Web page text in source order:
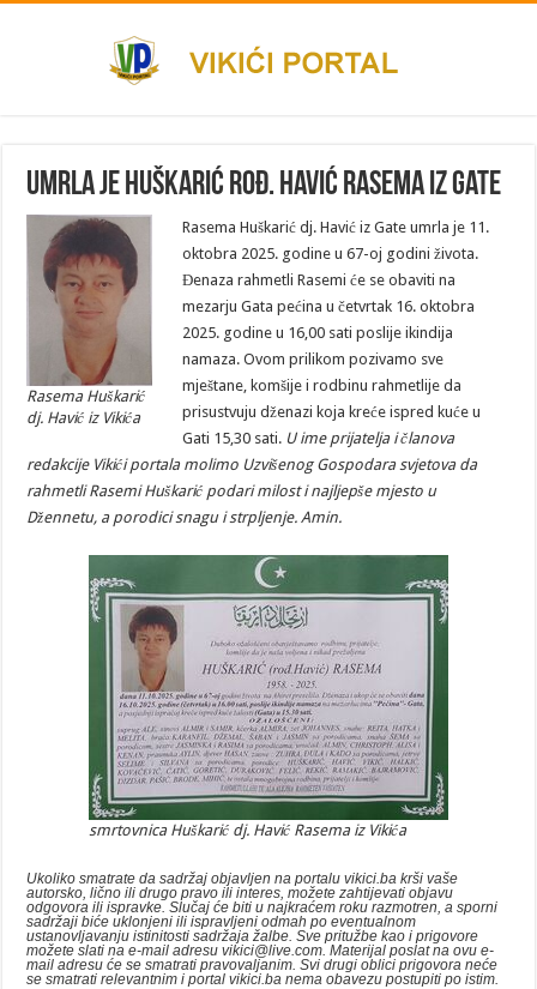
Umrla je Huškarić rođ. Havić Rasema iz Gate
Rasema Huškarić
dj. Havić iz Vikića
Rasema Huškarić dj. Havić iz Gate umrla je 11.
oktobra 2025. godine u 67-oj godini života.
Đenaza rahmetli Rasemi će se obaviti na
mezarju Gata pećina u četvrtak 16. oktobra
2025. godine u 16,00 sati poslije ikindija
namaza. Ovom prilikom pozivamo sve
mještane, komšije i rodbinu rahmetlije da
prisustvuju dženazi koja kreće ispred kuće u
Gati 15,30 sati. U ime prijatelja i članova
redakcije Vikići portala molimo Uzvišenog Gospodara svjetova da
rahmetli Rasemi Huškarić podari milost i najljepše mjesto u
Džennetu, a porodici snagu i strpljenje. Amin.
smrtovnica Huškarić dj. Havić Rasema iz Vikića
Ukoliko smatrate da sadržaj objavljen na portalu vikici.ba krši vaše
autorsko, lično ili drugo pravo ili interes, možete zahtijevati objavu
odgovora ili ispravke. Slučaj će biti u najkraćem roku razmotren, a sporni
sadržaji biće uklonjeni ili ispravljeni odmah po eventualnom
ustanovljavanju istinitosti sadržaja žalbe. Sve pritužbe kao i prigovore
možete slati na e-mail adresu vikici@live.com. Materijal poslat na ovu e-
mail adresu će se smatrati pravovaljanim. Svi drugi oblici prigovora neće
se smatrati relevantnim i portal vikici.ba nema obavezu postupiti po istim.